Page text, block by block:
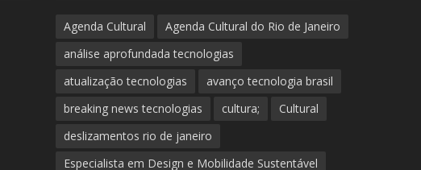
Agenda Cultural
Agenda Cultural do Rio de Janeiro
análise aprofundada tecnologias
atualização tecnologias
avanço tecnologia brasil
breaking news tecnologias
cultura;
Cultural
deslizamentos rio de janeiro
Especialista em Design e Mobilidade Sustentável